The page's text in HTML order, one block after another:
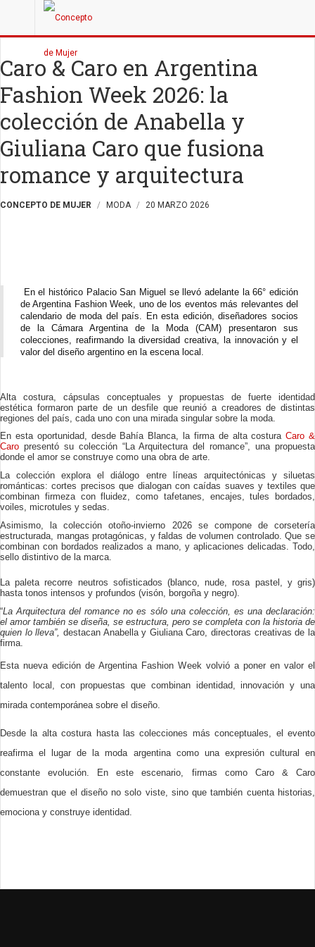
Caro & Caro en Argentina
Fashion Week 2026: la
colección de Anabella y
Giuliana Caro que fusiona
romance y arquitectura
CONCEPTO DE MUJER MODA 20 MARZO 2026
En el histórico Palacio San Miguel se llevó adelante la 66° edición
de Argentina Fashion Week, uno de los eventos más relevantes del
calendario de moda del país. En esta edición, diseñadores socios
de la Cámara Argentina de la Moda (CAM) presentaron sus
colecciones, reafirmando la diversidad creativa, la innovación y el
valor del diseño argentino en la escena local.
Alta costura, cápsulas conceptuales y propuestas de fuerte identidad
estética formaron parte de un desfile que reunió a creadores de distintas
regiones del país, cada uno con una mirada singular sobre la moda.
En esta oportunidad, desde Bahía Blanca, la firma de alta costuraCaro &
Caro presentó su colección “La Arquitectura del romance”, una propuesta
donde el amor se construye como una obra de arte.
La colección explora el diálogo entre líneas arquitectónicas y siluetas
románticas: cortes precisos que dialogan con caídas suaves y textiles que
combinan firmeza con fluidez, como tafetanes, encajes, tules bordados,
voiles, microtules y sedas.
Asimismo, la colección otoño-invierno 2026 se compone de corsetería
estructurada, mangas protagónicas, y faldas de volumen controlado. Que se
combinan con bordados realizados a mano, y aplicaciones delicadas. Todo,
sello distintivo de la marca.
La paleta recorre neutros sofisticados (blanco, nude, rosa pastel, y gris)
hasta tonos intensos y profundos (visón, borgoña y negro).
“La Arquitectura del romance no es sólo una colección, es una declaración:
el amor también se diseña, se estructura, pero se completa con la historia de
quien lo lleva”, destacan Anabella y Giuliana Caro, directoras creativas de la
firma.
Esta nueva edición de Argentina Fashion Week volvió a poner en valor el
talento local, con propuestas que combinan identidad, innovación y una
mirada contemporánea sobre el diseño.
Desde la alta costura hasta las colecciones más conceptuales, el evento
reafirma el lugar de la moda argentina como una expresión cultural en
constante evolución. En este escenario, firmas como Caro & Caro
demuestran que el diseño no solo viste, sino que también cuenta historias,
emociona y construye identidad.